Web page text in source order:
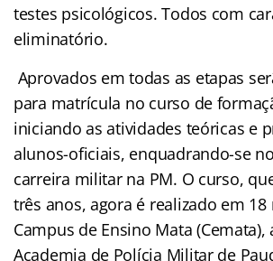
testes psicológicos. Todos com
eliminatório.
Aprovados em todas as etapas
para matrícula no curso de
iniciando as atividades teóricas e
alunos-oficiais, enquadrando-se
carreira militar na PM. O curso,
três anos, agora é realizado em 18
Campus de Ensino Mata (Cemata),
Academia de Polícia Militar de